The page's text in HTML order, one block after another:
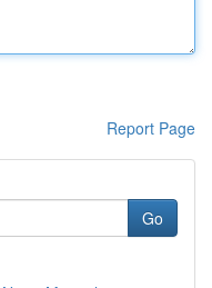
Report Page
Go